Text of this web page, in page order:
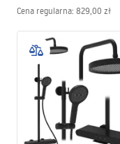
Cena regularna: 829,00 zł